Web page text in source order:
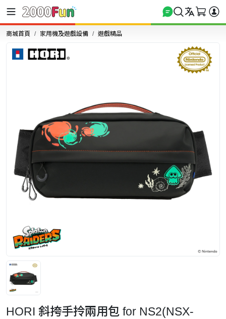
商城首頁 家用機及遊戲設備 遊戲精品
HORI 斜挎手拎兩用包 for NS2(NSX-